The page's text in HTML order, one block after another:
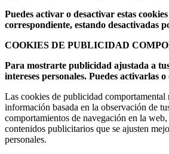
Puedes activar o desactivar estas
correspondiente, estando desactivadas
COOKIES DE PUBLICIDAD
Para mostrarte publicidad ajustada a
intereses personales. Puedes activarlas
Las cookies de publicidad comportamental
información basada en la observación de
comportamientos de navegación en la
contenidos publicitarios que se ajusten
personales.